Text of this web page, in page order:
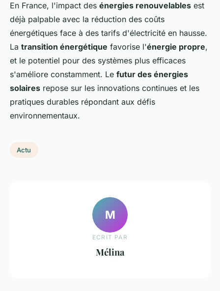
En France, l'impact des énergies renouvelables est
déjà palpable avec la réduction des coûts
énergétiques face à des tarifs d'électricité en hausse.
La transition énergétique favorise l'énergie propre,
et le potentiel pour des systèmes plus efficaces
s'améliore constamment. Le futur des énergies
solaires repose sur les innovations continues et les
pratiques durables répondant aux défis
environnementaux.
Actu
M
ECRIT PAR
Mélina